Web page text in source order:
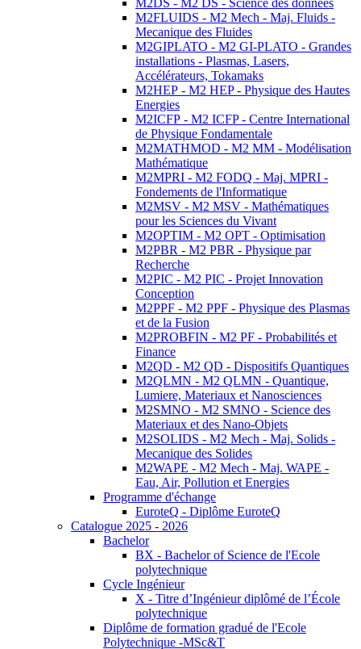
M2DS - M2 DS - Science des données
M2FLUIDS - M2 Mech - Maj. Fluids -
Mecanique des Fluides
M2GIPLATO - M2 GI-PLATO - Grandes
installations - Plasmas, Lasers,
Accélérateurs, Tokamaks
M2HEP - M2 HEP - Physique des Hautes
Energies
M2ICFP - M2 ICFP - Centre International
de Physique Fondamentale
M2MATHMOD - M2 MM - Modélisation
Mathématique
M2MPRI - M2 FODQ - Maj. MPRI -
Fondements de l'Informatique
M2MSV - M2 MSV - Mathématiques
pour les Sciences du Vivant
M2OPTIM - M2 OPT - Optimisation
M2PBR - M2 PBR - Physique par
Recherche
M2PIC - M2 PIC - Projet Innovation
Conception
M2PPF - M2 PPF - Physique des Plasmas
et de la Fusion
M2PROBFIN - M2 PF - Probabilités et
Finance
M2QD - M2 QD - Dispositifs Quantiques
M2QLMN - M2 QLMN - Quantique,
Lumiere, Materiaux et Nanosciences
M2SMNO - M2 SMNO - Science des
Materiaux et des Nano-Objets
M2SOLIDS - M2 Mech - Maj. Solids -
Mecanique des Solides
M2WAPE - M2 Mech - Maj. WAPE -
Eau, Air, Pollution et Energies
Programme d'échange
EuroteQ - Diplôme EuroteQ
Catalogue 2025 - 2026
Bachelor
BX - Bachelor of Science de l'Ecole
polytechnique
Cycle Ingénieur
X - Titre d’Ingénieur diplômé de l’École
polytechnique
Diplôme de formation gradué de l'Ecole
Polytechnique -MSc&T